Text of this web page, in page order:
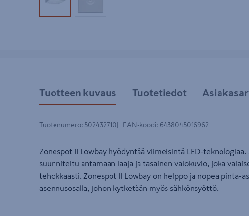
Tuotteen kuvaus Tuotetiedot
Tuotenumero: 502432710 EAN-koodi: 6438045016962
Zonespot II Lowbay hyödyntää viimeisintä LED-teknologiaa.
suunniteltu antamaan laaja ja tasainen valokuvio, joka
tehokkaasti. Zonespot II Lowbay on helppo ja nopea pinta-
asennusosalla, johon kytketään myös sähkönsyöttö.